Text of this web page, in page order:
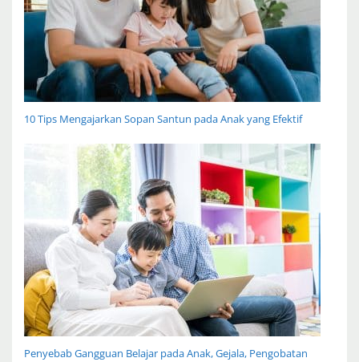
10 Tips Mengajarkan Sopan Santun pada Anak yang Efektif
Penyebab Gangguan Belajar pada Anak, Gejala, Pengobatan